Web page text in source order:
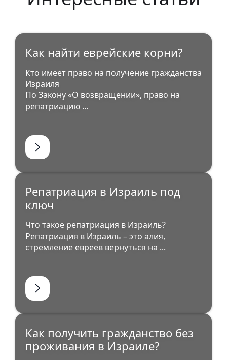
Как найти еврейские корни?
Кто имеет право на получение гражданства
Израиля
По Закону «О возвращении», право на
репатриацию ...
Репатриация в Израиль под
ключ
Что такое репатриация в Израиль?
Репатриация в Израиль – это алия,
стремление евреев вернуться на ...
Как получить гражданство без
проживания в Израиле?